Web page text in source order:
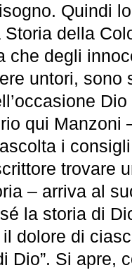
Quindi
Storia della
che degli
untori,
qui Manzoni
i
trovare
– arriva al
la storia di
dolore di
Dio”. Si apre,